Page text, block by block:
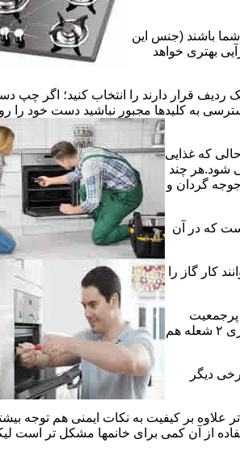
شما باشند (جنس این
بهتری خواهد
قرار دارند را انتخاب کنید؛ اگر چپ
به کلیدها مجبور نباشید دست خود
که غذایی
شود.هر چند
جوجه گردان و
که در آن
کار گاز را
پرجمعیت
اجاق های ۵ یا ۶ شعله مناسب است اما یک خانواده کم جمعیت با یک اجاق ۴ شعله یا اجاق رومیزی ۲ شعله هم
دیگر
بر کیفیت به نکات ایمنی هم توجه
آن کمی برای خانمها مشکل تر است لیکن